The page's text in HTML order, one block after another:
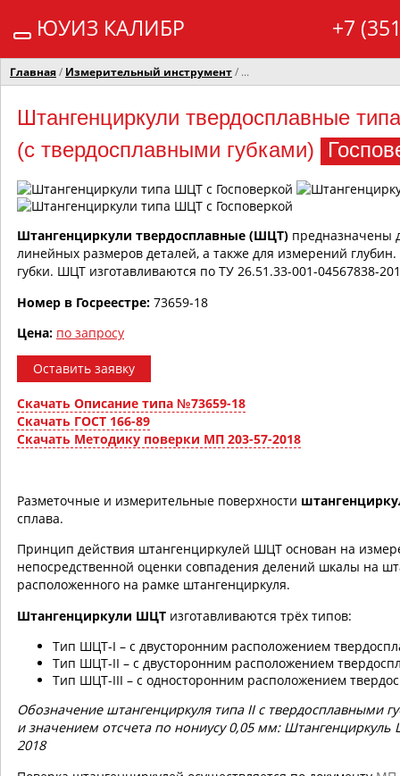
ЮУИЗ КАЛИБР +7
Главная / Измерительный инструмент / ...
Штангенциркули твердосплавные
(с твердосплавными губками)
Штангенциркули твердосплавные (ШЦТ) предназначены
линейных размеров деталей, а также для измерений
губки. ШЦТ изготавливаются по ТУ 26.51.33-001-04567838-
Номер в Госреестре: 73659-18
Цена: по запросу
Оставить заявку
Скачать Описание типа №73659-18
Скачать ГОСТ 166-89
Скачать Методику поверки МП 203-57-2018
Разметочные и измерительные поверхности
сплава.
Принцип действия штангенциркулей ШЦТ основан на
непосредственной оценки совпадения делений шкалы на
расположенного на рамке штангенциркуля.
Штангенциркули ШЦТ изготавливаются трёх типов:
Тип ШЦТ-I – с двусторонним расположением
Тип ШЦТ-II – с двусторонним расположением
Тип ШЦТ-III – с односторонним расположением
Обозначение штангенциркуля типа II с твердосплавными
и значением отсчета по нониусу 0,05 мм: Штангенциркуль
2018